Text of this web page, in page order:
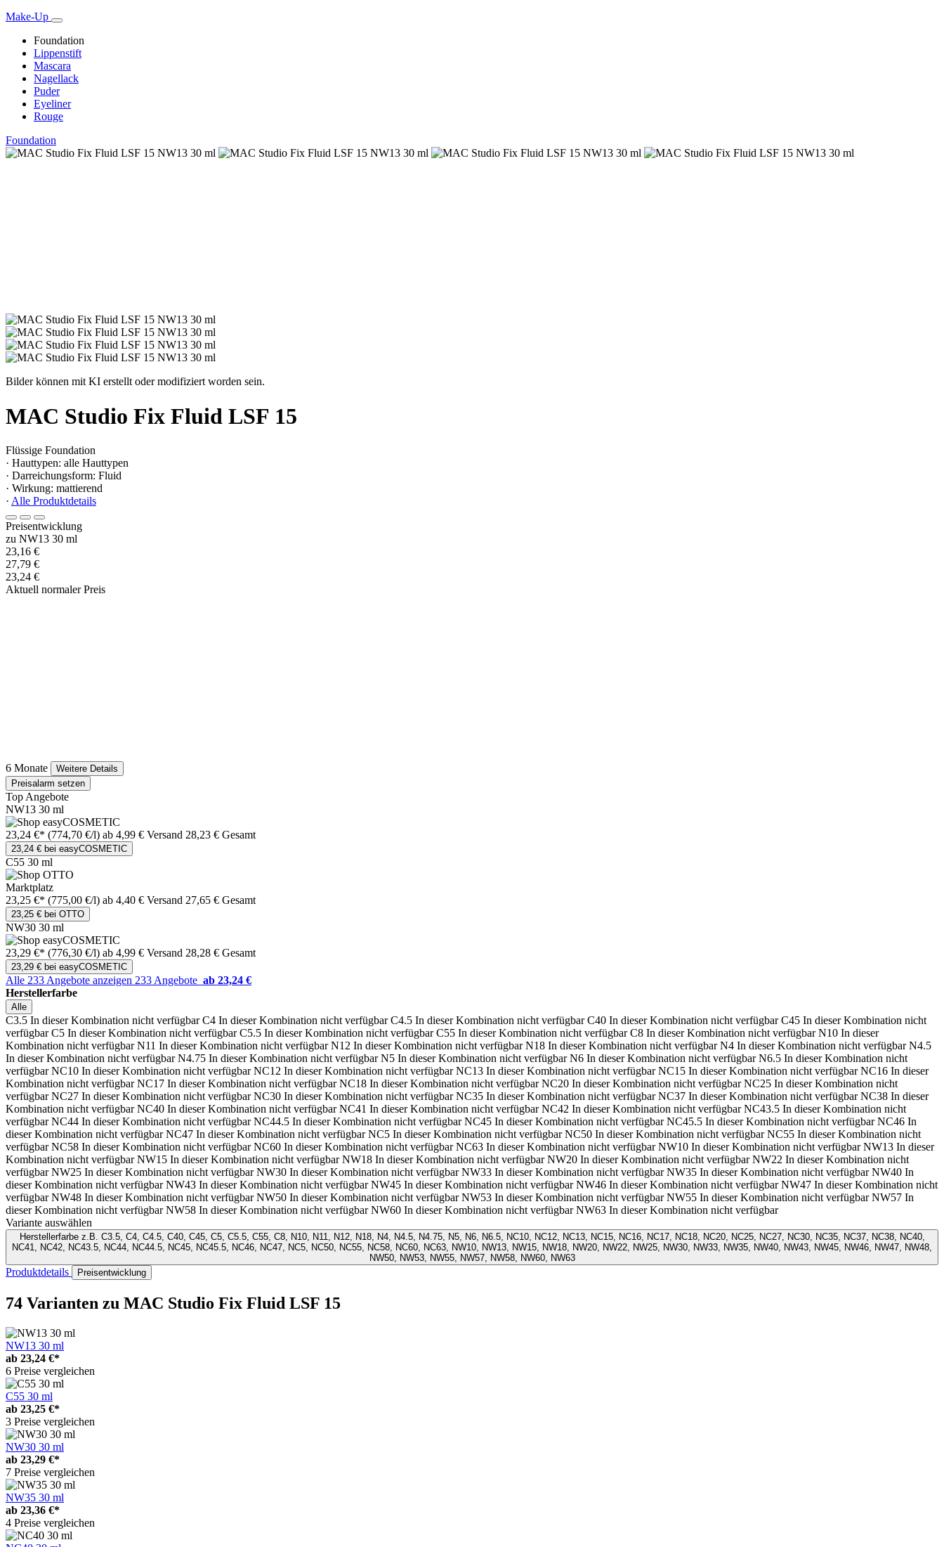
Make-Up
Foundation
Lippenstift
Mascara
Nagellack
Puder
Eyeliner
Rouge
Foundation
Bilder können mit KI erstellt oder modifiziert worden sein.
MAC Studio Fix Fluid LSF 15
Flüssige Foundation
· Hauttypen: alle Hauttypen
· Darreichungsform: Fluid
· Wirkung: mattierend
· Alle Produktdetails
Preisentwicklung
zu NW13 30 ml
23,16 €
27,79 €
23,24 €
Aktuell normaler Preis
6 Monate
Weitere Details
Preisalarm setzen
Top Angebote
NW13 30 ml
23,24 €* (774,70 €/l) ab 4,99 € Versand 28,23 € Gesamt
23,24 € bei easyCOSMETIC
C55 30 ml
Marktplatz
23,25 €* (775,00 €/l) ab 4,40 € Versand 27,65 € Gesamt
23,25 € bei OTTO
NW30 30 ml
23,29 €* (776,30 €/l) ab 4,99 € Versand 28,28 € Gesamt
23,29 € bei easyCOSMETIC
Alle 233 Angebote anzeigen 233 Angebote ab 23,24 €
Herstellerfarbe
Alle
C3.5 In dieser Kombination nicht verfügbar C4 In dieser Kombination nicht verfügbar C4.5 In dieser Kombination nicht verfügbar C40 In dieser Kombination nicht verfügbar C45 In dieser Kombination nicht
verfügbar C5 In dieser Kombination nicht verfügbar C5.5 In dieser Kombination nicht verfügbar C55 In dieser Kombination nicht verfügbar C8 In dieser Kombination nicht verfügbar N10 In dieser
Kombination nicht verfügbar N11 In dieser Kombination nicht verfügbar N12 In dieser Kombination nicht verfügbar N18 In dieser Kombination nicht verfügbar N4 In dieser Kombination nicht verfügbar N4.5
In dieser Kombination nicht verfügbar N4.75 In dieser Kombination nicht verfügbar N5 In dieser Kombination nicht verfügbar N6 In dieser Kombination nicht verfügbar N6.5 In dieser Kombination nicht
verfügbar NC10 In dieser Kombination nicht verfügbar NC12 In dieser Kombination nicht verfügbar NC13 In dieser Kombination nicht verfügbar NC15 In dieser Kombination nicht verfügbar NC16 In dieser
Kombination nicht verfügbar NC17 In dieser Kombination nicht verfügbar NC18 In dieser Kombination nicht verfügbar NC20 In dieser Kombination nicht verfügbar NC25 In dieser Kombination nicht
verfügbar NC27 In dieser Kombination nicht verfügbar NC30 In dieser Kombination nicht verfügbar NC35 In dieser Kombination nicht verfügbar NC37 In dieser Kombination nicht verfügbar NC38 In dieser
Kombination nicht verfügbar NC40 In dieser Kombination nicht verfügbar NC41 In dieser Kombination nicht verfügbar NC42 In dieser Kombination nicht verfügbar NC43.5 In dieser Kombination nicht
verfügbar NC44 In dieser Kombination nicht verfügbar NC44.5 In dieser Kombination nicht verfügbar NC45 In dieser Kombination nicht verfügbar NC45.5 In dieser Kombination nicht verfügbar NC46 In
dieser Kombination nicht verfügbar NC47 In dieser Kombination nicht verfügbar NC5 In dieser Kombination nicht verfügbar NC50 In dieser Kombination nicht verfügbar NC55 In dieser Kombination nicht
verfügbar NC58 In dieser Kombination nicht verfügbar NC60 In dieser Kombination nicht verfügbar NC63 In dieser Kombination nicht verfügbar NW10 In dieser Kombination nicht verfügbar NW13 In dieser
Kombination nicht verfügbar NW15 In dieser Kombination nicht verfügbar NW18 In dieser Kombination nicht verfügbar NW20 In dieser Kombination nicht verfügbar NW22 In dieser Kombination nicht
verfügbar NW25 In dieser Kombination nicht verfügbar NW30 In dieser Kombination nicht verfügbar NW33 In dieser Kombination nicht verfügbar NW35 In dieser Kombination nicht verfügbar NW40 In
dieser Kombination nicht verfügbar NW43 In dieser Kombination nicht verfügbar NW45 In dieser Kombination nicht verfügbar NW46 In dieser Kombination nicht verfügbar NW47 In dieser Kombination nicht
verfügbar NW48 In dieser Kombination nicht verfügbar NW50 In dieser Kombination nicht verfügbar NW53 In dieser Kombination nicht verfügbar NW55 In dieser Kombination nicht verfügbar NW57 In
dieser Kombination nicht verfügbar NW58 In dieser Kombination nicht verfügbar NW60 In dieser Kombination nicht verfügbar NW63 In dieser Kombination nicht verfügbar
Variante auswählen
Herstellerfarbez.B. C3.5, C4, C4.5, C40, C45, C5, C5.5, C55, C8, N10, N11, N12, N18, N4, N4.5, N4.75, N5, N6, N6.5, NC10, NC12, NC13, NC15, NC16, NC17, NC18, NC20, NC25, NC27, NC30, NC35, NC37, NC38, NC40,
NC41, NC42, NC43.5, NC44, NC44.5, NC45, NC45.5, NC46, NC47, NC5, NC50, NC55, NC58, NC60, NC63, NW10, NW13, NW15, NW18, NW20, NW22, NW25, NW30, NW33, NW35, NW40, NW43, NW45, NW46, NW47, NW48,
NW50, NW53, NW55, NW57, NW58, NW60, NW63
Produktdetails Preisentwicklung
74 Varianten zu MAC Studio Fix Fluid LSF 15
NW13 30 ml
ab 23,24 €*
6 Preise vergleichen
C55 30 ml
ab 23,25 €*
3 Preise vergleichen
NW30 30 ml
ab 23,29 €*
7 Preise vergleichen
NW35 30 ml
ab 23,36 €*
4 Preise vergleichen